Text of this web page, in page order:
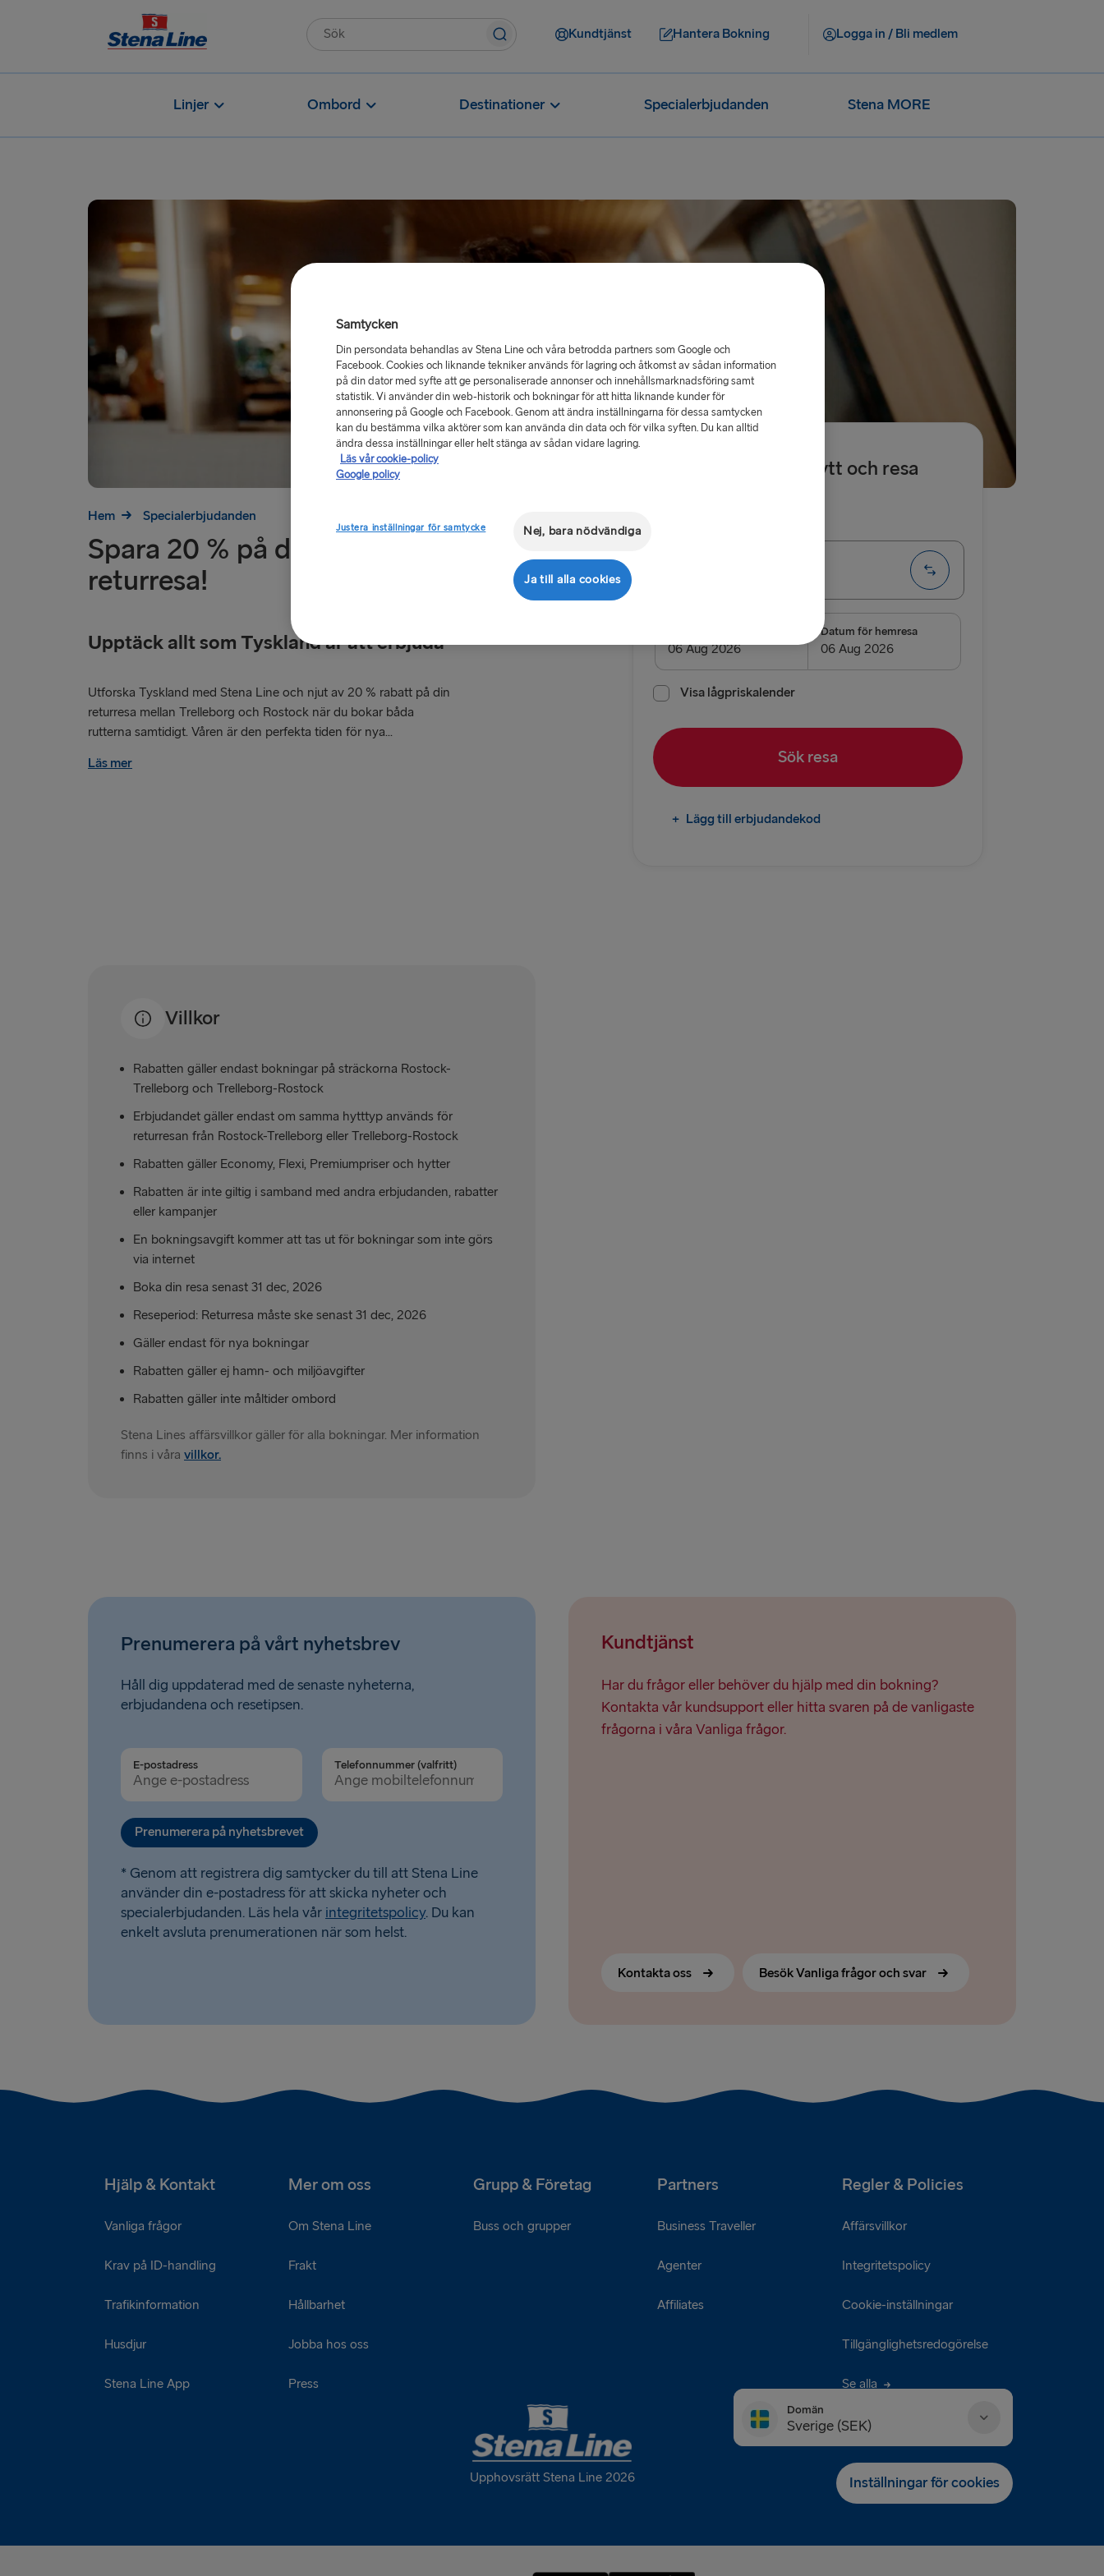
Kundtjänst Hantera Bokning Logga in / Bli medlem
Linjer Ombord Destinationer Specialerbjudanden Stena MORE
Hem Specialerbjudanden
Spara 20 % på din tur- och
returresa!
Upptäck allt som Tyskland ar att erbjuda
Utforska Tyskland med Stena Line och njut av 20 % rabatt på din
returresa mellan Trelleborg och Rostock när du bokar båda
rutterna samtidigt. Våren är den perfekta tiden för nya...
Läs mer
Få 20 % rabatt på hytt och resa
Göteborg → Kiel
Trelleborg → Rostock
Kiel → Göteborg
Rostock → Trelleborg
Datum för hemresa
Visa lågpriskalender
Sök resa
+ Lägg till erbjudandekod
Villkor
Rabatten gäller endast bokningar på sträckorna Rostock-
Trelleborg och Trelleborg-Rostock
Erbjudandet gäller endast om samma hytttyp används för
returresan från Rostock-Trelleborg eller Trelleborg-Rostock
Rabatten gäller Economy, Flexi, Premiumpriser och hytter
Rabatten är inte giltig i samband med andra erbjudanden, rabatter
eller kampanjer
En bokningsavgift kommer att tas ut för bokningar som inte görs
via internet
Boka din resa senast 31 dec, 2026
Reseperiod: Returresa måste ske senast 31 dec, 2026
Gäller endast för nya bokningar
Rabatten gäller ej hamn- och miljöavgifter
Rabatten gäller inte måltider ombord
Stena Lines affärsvillkor gäller för alla bokningar. Mer information
finns i våra villkor.
Prenumerera på vårt nyhetsbrev
Håll dig uppdaterad med de senaste nyheterna,
erbjudandena och resetipsen.
E-postadress Telefonnummer (valfritt)
Prenumerera på nyhetsbrevet
* Genom att registrera dig samtycker du till att Stena Line
använder din e-postadress för att skicka nyheter och
specialerbjudanden. Läs hela vår integritetspolicy. Du kan
enkelt avsluta prenumerationen när som helst.
Kundtjänst
Har du frågor eller behöver du hjälp med din bokning?
Kontakta vår kundsupport eller hitta svaren på de vanligaste
frågorna i våra Vanliga frågor.
Kontakta oss Besök Vanliga frågor och svar
Hjälp & Kontakt Mer om oss Grupp & Företag Partners Regler & Policies
Vanliga frågor
Krav på ID-handling
Trafikinformation
Husdjur
Stena Line App
Om Stena Line
Frakt
Hållbarhet
Jobba hos oss
Press
Buss och grupper Business Traveller
Agenter
Affiliates
Affärsvillkor
Integritetspolicy
Cookie-inställningar
Tillgänglighetsredogörelse
Se alla
Upphovsrätt Stena Line 2026
Domän
Sverige (SEK)
Danmark (DKK)
Deutschland (EUR)
Eesti (EUR)
Inställningar för cookies
Samtycken
Din persondata behandlas av Stena Line och våra betrodda partners som Google och
Facebook. Cookies och liknande tekniker används för lagring och åtkomst av sådan information
på din dator med syfte att ge personaliserade annonser och innehållsmarknadsföring samt
statistik. Vi använder din web-historik och bokningar för att hitta liknande kunder för
annonsering på Google och Facebook. Genom att ändra inställningarna för dessa samtycken
kan du bestämma vilka aktörer som kan använda din data och för vilka syften. Du kan alltid
ändra dessa inställningar eller helt stänga av sådan vidare lagring.
Läs vår cookie-policy
Google policy
Justera inställningar för samtycke Nej, bara nödvändiga
Ja till alla cookies